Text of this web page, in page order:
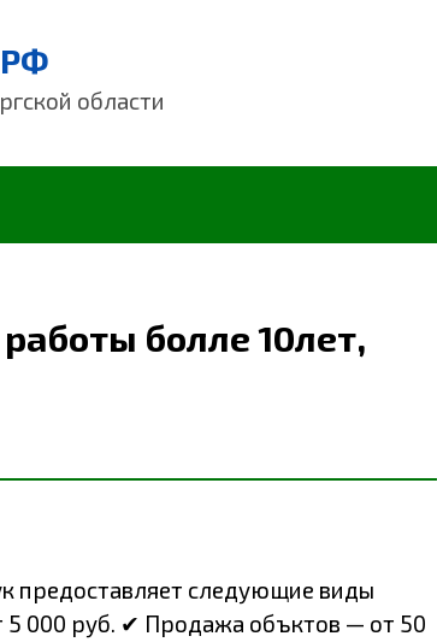
области
болле 10лет,
предоставляет следующие виды
5 000 руб. ✔ Продажа объктов — от 50